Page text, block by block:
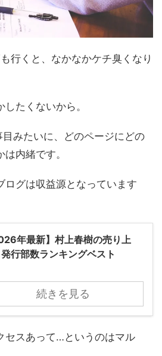
行くと、なかなかケチ臭くなり
たくないから。
みたいに、どのページにどの
内緒です。
ログは収益源となっています
年最新】村上春樹の売り上
行部数ランキングベスト
続きを見る
セスあって…というのはマル